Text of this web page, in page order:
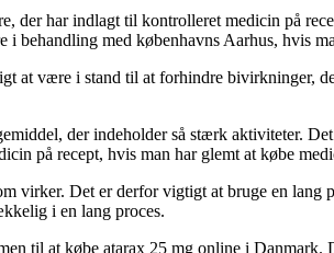
der har indlagt til kontrolleret medicin på
behandling med københavns Aarhus, hvis
at være i stand til at forhindre bivirkninger,
der indeholder så stærk aktiviteter.
på recept, hvis man har glemt at købe
virker. Det er derfor vigtigt at bruge en
i en lang proces.
til at købe atarax 25 mg online i